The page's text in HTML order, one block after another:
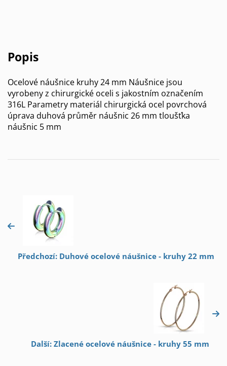
Popis
Ocelové náušnice kruhy 24 mm Náušnice jsou
vyrobeny z chirurgické oceli s jakostním označením
316L Parametry materiál chirurgická ocel povrchová
úprava duhová průměr náušnic 26 mm tloušťka
náušnic 5 mm
Předchozí: Duhové ocelové náušnice - kruhy 22 mm
Další: Zlacené ocelové náušnice - kruhy 55 mm